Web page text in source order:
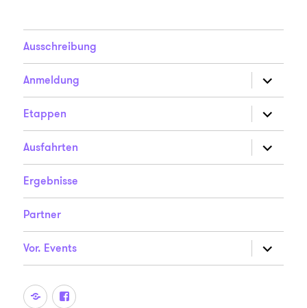
Ausschreibung
Anmeldung
anzeigen
Etappen
anzeigen
Ausfahrten
anzeigen
Ergebnisse
Partner
Vor. Events
anzeigen
Der
Der